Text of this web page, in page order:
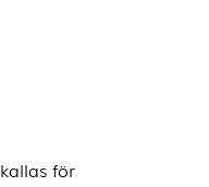
för